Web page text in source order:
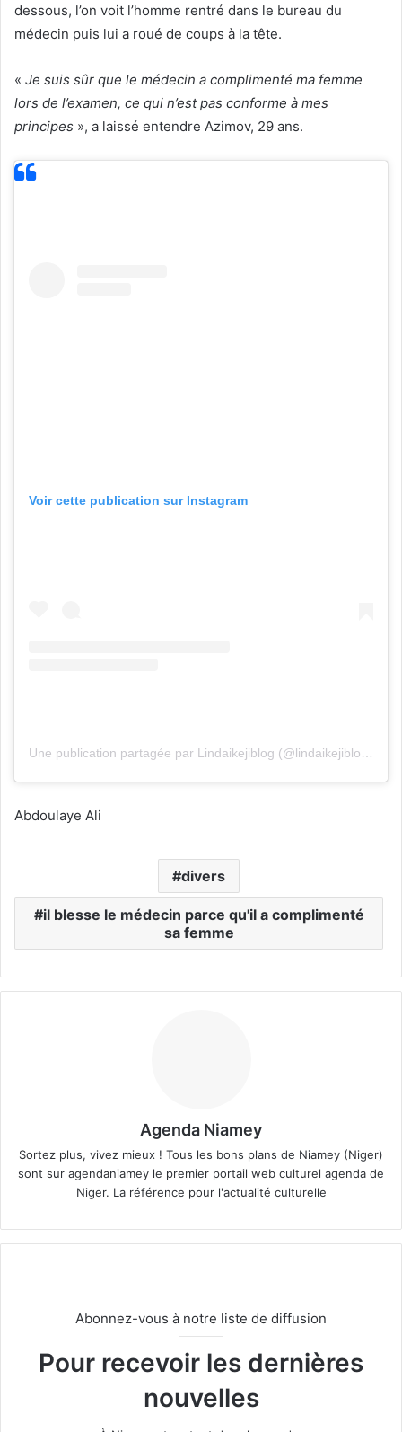
dessous, l’on voit l’homme rentré dans le bureau du
médecin puis lui a roué de coups à la tête.
« Je suis sûr que le médecin a complimenté ma femme
lors de l’examen, ce qui n’est pas conforme à mes
principes », a laissé entendre Azimov, 29 ans.
Voir cette publication sur Instagram
Une publication partagée par Lindaikejiblog (@lindaikejiblogofficial)
Abdoulaye Ali
divers
il blesse le médecin parce qu'il a complimenté
sa femme
Agenda Niamey
Sortez plus, vivez mieux ! Tous les bons plans de Niamey (Niger)
sont sur agendaniamey le premier portail web culturel agenda de
Niger. La référence pour l'actualité culturelle
Abonnez-vous à notre liste de diffusion
Pour recevoir les dernières
nouvelles